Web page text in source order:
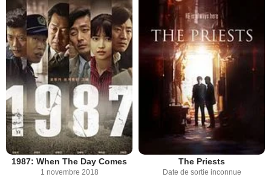
1987: When The Day Comes
1 novembre 2018
The Priests
Date de sortie inconnue